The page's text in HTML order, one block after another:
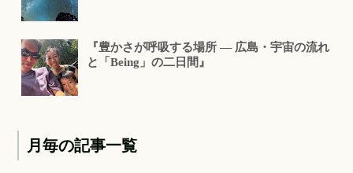
『豊かさが呼吸する場所 ― 広島・宇宙の流れ
と「Being」の二日間』
月毎の記事一覧